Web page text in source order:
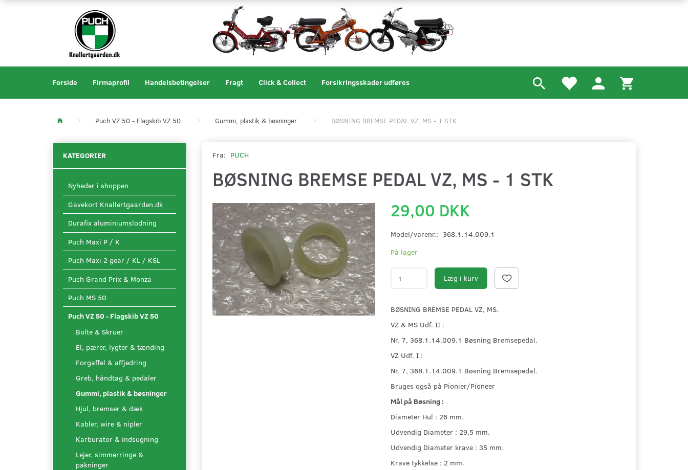
Forside Firmaprofil Handelsbetingelser Fragt Click & Collect Forsikringsskader udføres
Puch VZ 50 - Flagskib VZ 50 Gummi, plastik & bøsninger BØSNING BREMSE PEDAL VZ, MS - 1 STK
KATEGORIER
Nyheder i shoppen
Gavekort Knallertgaarden.dk
Durafix aluminiumslodning
Puch Maxi P / K
Puch Maxi 2 gear / KL / KSL
Puch Grand Prix & Monza
Puch MS 50
Puch VZ 50 - Flagskib VZ 50
Bolte & Skruer
El, pærer, lygter & tænding
Forgaffel & affjedring
Greb, håndtag & pedaler
Gummi, plastik & bøsninger
Hjul, bremser & dæk
Kabler, wire & nipler
Karburator & indsugning
Lejer, simmerringe &
pakninger
Fra: PUCH
BØSNING BREMSE PEDAL VZ, MS - 1 STK
29,00 DKK
Model/varenr.: 368.1.14.009.1
På lager
Læg i kurv
BØSNING BREMSE PEDAL VZ, MS.
VZ & MS Udf. II :
Nr. 7, 368.1.14.009.1 Bøsning Bremsepedal.
VZ Udf. I :
Nr. 7, 368.1.14.009.1 Bøsning Bremsepedal.
Bruges også på Pionier/Pioneer
Mål på Bøsning :
Diameter Hul : 26 mm.
Udvendig Diameter : 29,5 mm.
Udvendig Diameter krave : 35 mm.
Krave tykkelse : 2 mm.